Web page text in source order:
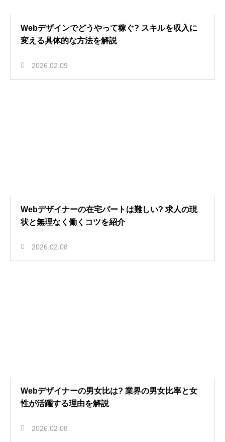
Webデザインでどうやって稼ぐ? スキルを収入に
変える具体的な方法を解説
2026.02.09
Webデザイナーの在宅パートは難しい? 求人の現
状と無理なく働くコツを紹介
2026.02.08
Webデザイナーの男女比は? 業界の男女比率と女
性が活躍する理由を解説
2026.02.08